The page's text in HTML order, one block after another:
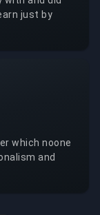
just by
which noone
and